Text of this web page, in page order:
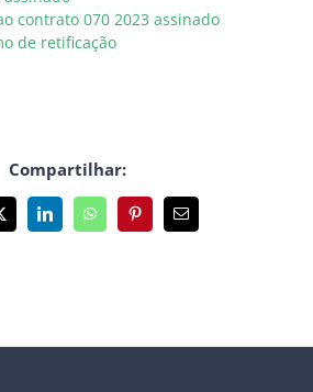
contrato 070 2023 assinado
de retificação
Compartilhar:
LinkedInWhatsAppPinterest
E-
mail